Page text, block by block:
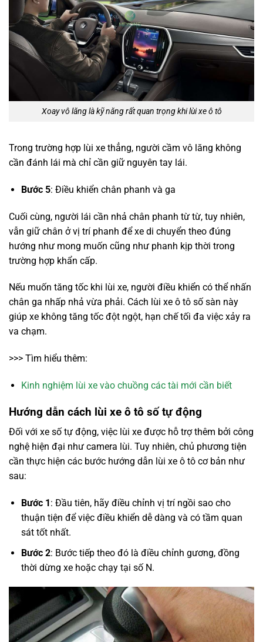
Xoay vô lăng là kỹ năng rất quan trọng khi lùi xe ô tô
Trong trường hợp lùi xe thẳng, người cầm vô lăng không
cần đánh lái mà chỉ cần giữ nguyên tay lái.
Bước 5: Điều khiển chân phanh và ga
Cuối cùng, người lái cần nhả chân phanh từ từ, tuy nhiên,
vẫn giữ chân ở vị trí phanh để xe di chuyển theo đúng
hướng như mong muốn cũng như phanh kịp thời trong
trường hợp khẩn cấp.
Nếu muốn tăng tốc khi lùi xe, người điều khiển có thể nhấn
chân ga nhấp nhả vừa phải. Cách lùi xe ô tô số sàn này
giúp xe không tăng tốc đột ngột, hạn chế tối đa việc xảy ra
va chạm.
>>> Tìm hiểu thêm:
Kinh nghiệm lùi xe vào chuồng các tài mới cần biết
Hướng dẫn cách lùi xe ô tô số tự động
Đối với xe số tự động, việc lùi xe được hỗ trợ thêm bởi công
nghệ hiện đại như camera lùi. Tuy nhiên, chủ phương tiện
cần thực hiện các bước hướng dẫn lùi xe ô tô cơ bản như
sau:
Bước 1: Đầu tiên, hãy điều chỉnh vị trí ngồi sao cho
thuận tiện để việc điều khiển dễ dàng và có tầm quan
sát tốt nhất.
Bước 2: Bước tiếp theo đó là điều chỉnh gương, đồng
thời dừng xe hoặc chạy tại số N.